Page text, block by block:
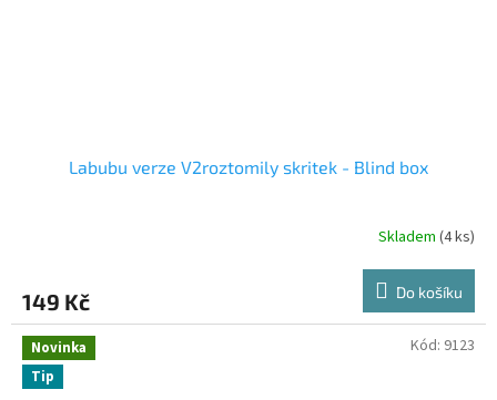
Labubu verze V2roztomily skritek - Blind box
je
4,7
5
hvězdiček.
Skladem(4 ks)
149 Kč Do košíku
Novinka
Tip
Kód: 9123